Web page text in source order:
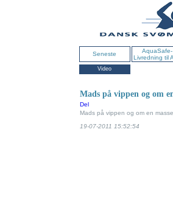
Seneste
AquaSafe-
Livredning til
Video
Mads på vippen og om
Del
Mads på vippen og om en
19-07-2011 15:52:54